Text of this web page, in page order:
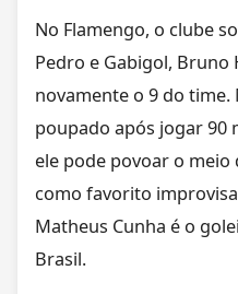
No Flamengo, o clube
Pedro e Gabigol, Bruno
novamente o 9 do
poupado após jogar 90
ele pode povoar o
como favorito
Matheus Cunha é o
Brasil.